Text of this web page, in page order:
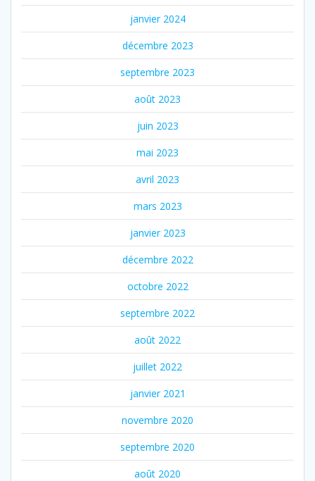
janvier 2024
décembre 2023
septembre 2023
août 2023
juin 2023
mai 2023
avril 2023
mars 2023
janvier 2023
décembre 2022
octobre 2022
septembre 2022
août 2022
juillet 2022
janvier 2021
novembre 2020
septembre 2020
août 2020